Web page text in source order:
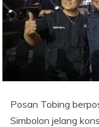
Posan Tobing
Simbolon jelang